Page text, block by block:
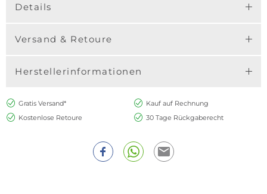
Details
Versand & Retoure
Herstellerinformationen
Gratis Versand*
Kauf auf Rechnung
Kostenlose Retoure
30 Tage Rückgaberecht